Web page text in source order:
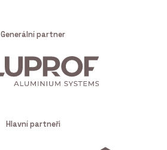
Generální partner
Hlavní partneři